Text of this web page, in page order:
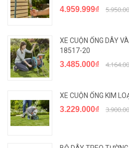
4.959.999₫
XE CUỘN ỐNG DÂY
18517-20
3.485.000₫
XE CUỘN ỐNG KIM
3.229.000₫